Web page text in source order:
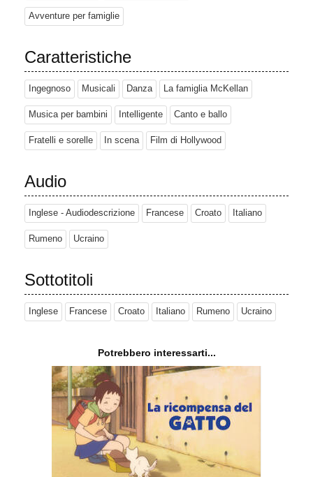
Avventure per famiglie
Caratteristiche
Ingegnoso Musicali Danza La famiglia McKellan
Musica per bambini Intelligente Canto e ballo
Fratelli e sorelle In scena Film di Hollywood
Audio
Inglese - Audiodescrizione Francese Croato Italiano
Rumeno Ucraino
Sottotitoli
Inglese Francese Croato Italiano Rumeno Ucraino
Potrebbero interessarti...